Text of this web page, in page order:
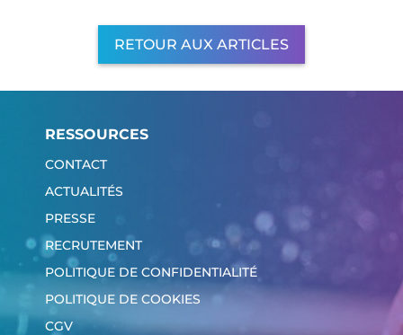
RETOUR AUX ARTICLES
RESSOURCES
CONTACT
ACTUALITÉS
PRESSE
RECRUTEMENT
POLITIQUE DE CONFIDENTIALITÉ
POLITIQUE DE COOKIES
CGV